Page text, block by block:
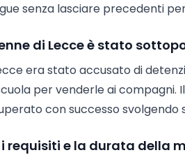
senza lasciare precedenti
di Lecce è stato
era stato accusato di
per venderle ai compagni.
con successo
requisiti e la durata della